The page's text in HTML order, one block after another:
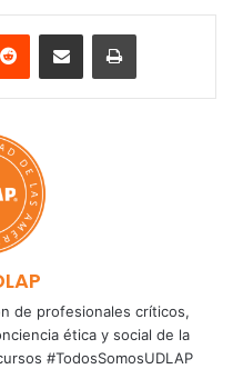
Reddit Share via Email Print
de profesionales críticos,
ética y social de la
#TodosSomosUDLAP